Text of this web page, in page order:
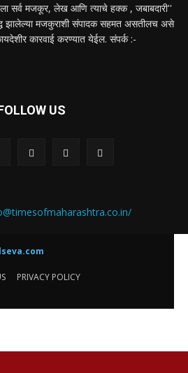
सर्व मजकूर, लेख आणि त्याचे हक्क , जबाबदारी''
झालेल्या मजकुराशी संपादक सहमत असतीलच असे
कारवाई करण्यात येईल. संपर्क :-
US
PRIVACY POLICY